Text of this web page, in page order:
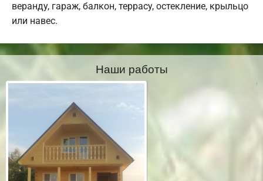
веранду, гараж, балкон, террасу, остекление, крыльцо
или навес.
Наши работы